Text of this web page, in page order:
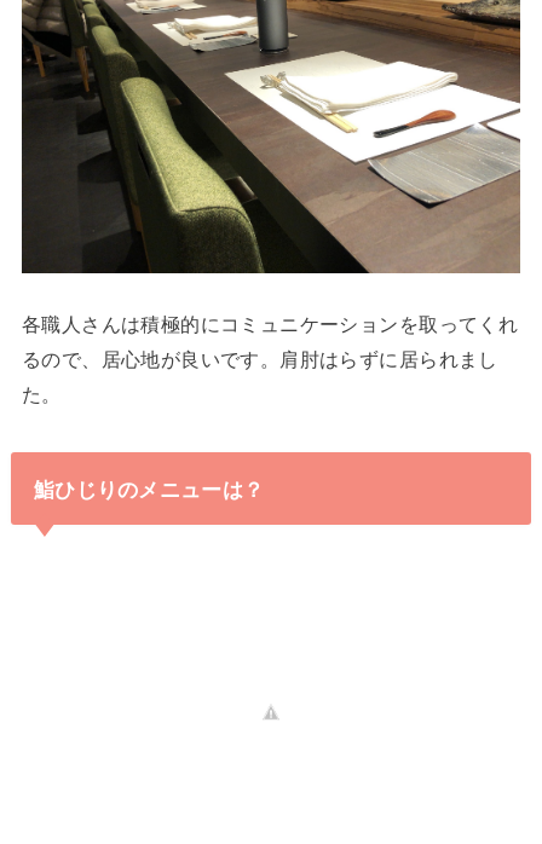
各職人さんは積極的にコミュニケーションを取ってくれ
るので、居心地が良いです。肩肘はらずに居られまし
た。
鮨ひじりのメニューは？